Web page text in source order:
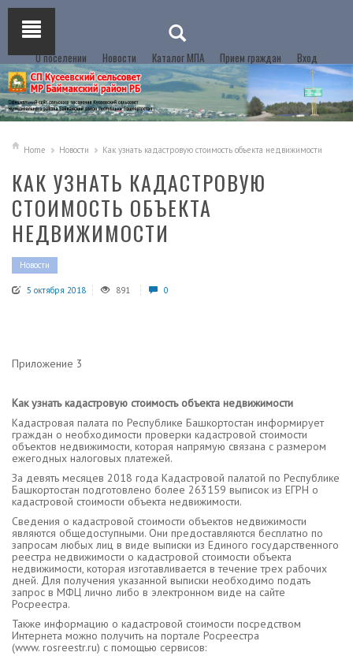
О поселении Новости Каталог МПА Прием граждан Вход
Home Новости Как узнать кадастровую стоимость объекта недвижимости
КАК УЗНАТЬ КАДАСТРОВУЮ
СТОИМОСТЬ ОБЪЕКТА
НЕДВИЖИМОСТИ
Новости
5 октября 2018 891 0
Приложение 3
Как узнать кадастровую стоимость объекта недвижимости
Кадастровая палата по Республике Башкортостан информирует
граждан о необходимости проверки кадастровой стоимости
объектов недвижимости, которая напрямую связана с размером
ежегодных налоговых платежей.
За девять месяцев 2018 года Кадастровой палатой по Республике
Башкортостан подготовлено более 263159 выписок из ЕГРН о
кадастровой стоимости объекта недвижимости.
Сведения о кадастровой стоимости объектов недвижимости
являются общедоступными. Они предоставляются бесплатно по
запросам любых лиц в виде выписки из Единого государственного
реестра недвижимости о кадастровой стоимости объекта
недвижимости, которая изготавливается в течение трех рабочих
дней. Для получения указанной выписки необходимо подать
запрос в МФЦ лично либо в электронном виде на сайте
Росреестра.
Также информацию о кадастровой стоимости посредством
Интернета можно получить на портале Росреестра
(www. rosreestr.ru) с помощью сервисов: